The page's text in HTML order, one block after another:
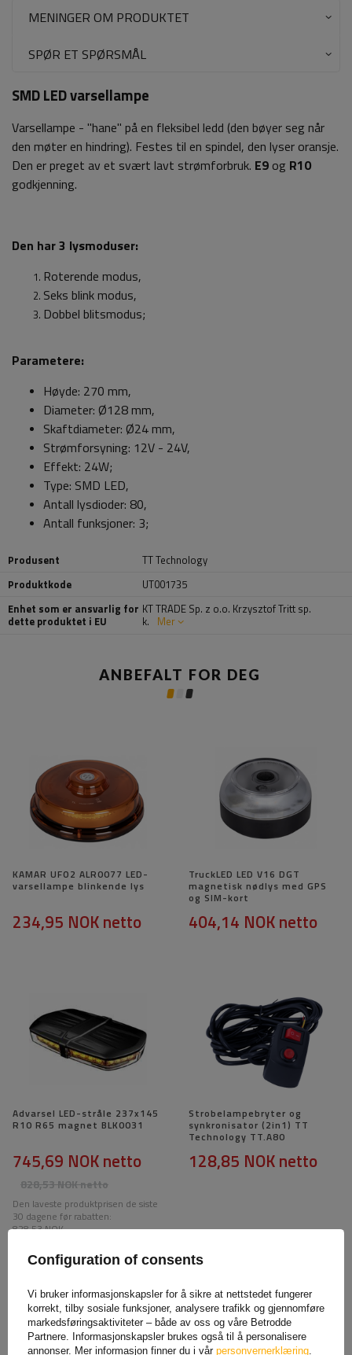
MENINGER OM PRODUKTET
SPØR ET SPØRSMÅL
SMD LED varsellampe
Varsellampe - "hane" på en fleksibel ledd (den bøyer seg når
den møter en hindring). Festes til en spindel, den lyser oransje.
Den er preget av et svært lavt strømforbruk. E9 og R10
godkjenning.
Den har 3 lysmoduser:
Roterende modus,
Seks blink modus,
Dobbel blitsmodus;
Parametere:
Høyde: 270 mm,
Diameter: Ø128 mm,
Skaftdiameter: Ø24 mm,
Strømforsyning: 12V - 24V,
Effekt: 24W;
Type: SMD LED,
Antall lysdioder: 80,
Antall funksjoner: 3;
Produsent
TT Technology
Produktkode
UT001735
Enhet som er ansvarlig for
dette produktet i EU
KT TRADE Sp. z o.o. Krzysztof Tritt sp.
k. Mer
ANBEFALT FOR DEG
KAMAR UFO2 ALR0077 LED-
varsellampe blinkende lys
234,95 NOKnetto
TruckLED LED V16 DGT
magnetisk nødlys med GPS
og SIM-kort
404,14 NOKnetto
Advarsel LED-stråle 237x145
R10 R65 magnet BLK0031
828,53 NOKnetto
745,69 NOKnetto
Den laveste produktprisen de siste
30 dagene før rabatten:
828,53 NOK
Strobelampebryter og
synkronisator (2in1) TT
Technology TT.A80
128,85 NOKnetto
Configuration of consents
Vi bruker informasjonskapsler for å sikre at nettstedet fungerer
korrekt, tilby sosiale funksjoner, analysere trafikk og gjennomføre
markedsføringsaktiviteter – både av oss og våre Betrodde
Partnere. Informasjonskapsler brukes også til å personalisere
annonser. Mer informasjon finner du i vår personvernerklæring